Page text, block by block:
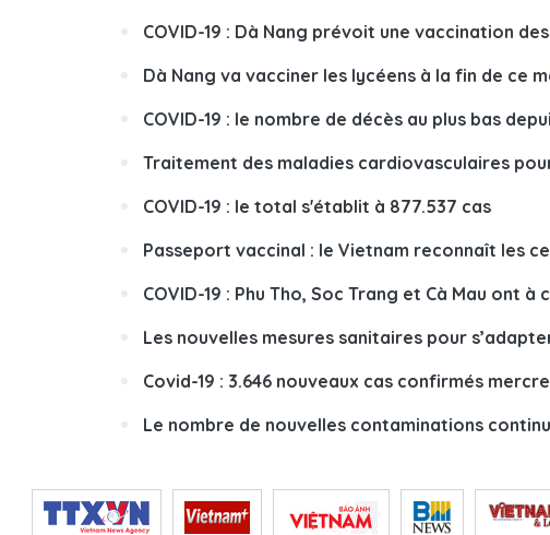
COVID-19 : Dà Nang prévoit une vaccination
Dà Nang va vacciner les lycéens à la fin de ce
COVID-19 : le nombre de décès au plus bas
Traitement des maladies cardiovasculaires
COVID-19 : le total s'établit à 877.537 cas
Passeport vaccinal : le Vietnam reconnaît les
COVID-19 : Phu Tho, Soc Trang et Cà Mau ont
Les nouvelles mesures sanitaires pour
Covid-19 : 3.646 nouveaux cas confirmés
Le nombre de nouvelles contaminations